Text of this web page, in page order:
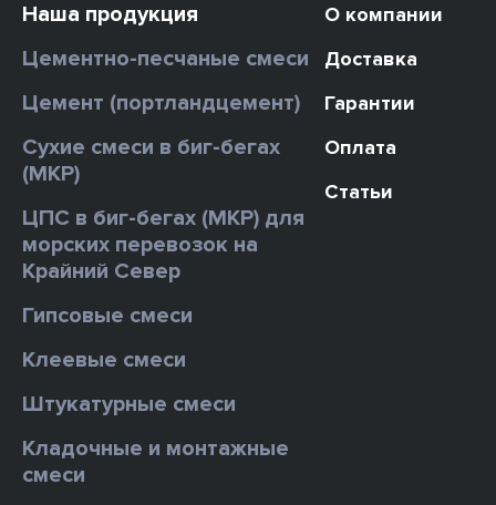
Наша продукция
Цементно-песчаные смеси
Цемент (портландцемент)
Сухие смеси в биг-бегах
(МКР)
ЦПС в биг-бегах (МКР) для
морских перевозок на
Крайний Север
Гипсовые смеси
Клеевые смеси
Штукатурные смеси
Кладочные и монтажные
смеси
О компании
Доставка
Гарантии
Оплата
Статьи